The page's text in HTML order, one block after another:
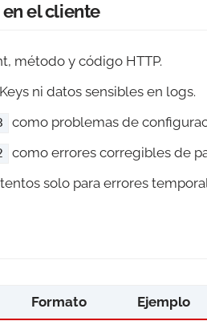
el cliente
método y código HTTP.
ni datos sensibles en logs.
como problemas de
como errores corregibles de
solo para errores
Formato Ejemplo